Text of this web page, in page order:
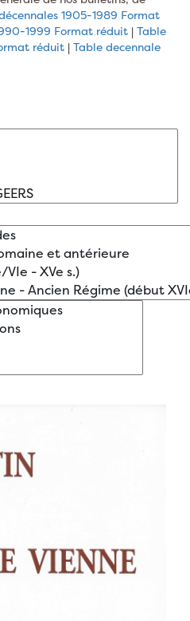
1905-1989 Format
1999 Format réduit | Table
réduit | Table decennale